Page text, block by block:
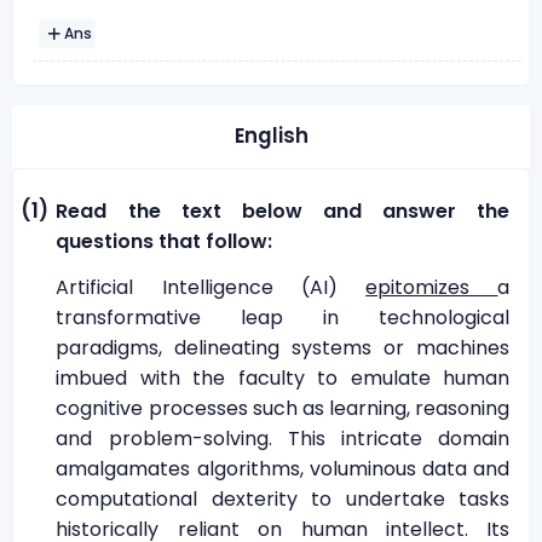
Ans
English
(1) Read the text below and answer the
questions that follow:
Artificial Intelligence (AI)epitomizesa
transformative leap in technological
paradigms, delineating systems or machines
imbued with the faculty to emulate human
cognitive processes such as learning, reasoning
and problem-solving. This intricate domain
amalgamates algorithms, voluminous data and
computational dexterity to undertake tasks
historically reliant on human intellect. Its